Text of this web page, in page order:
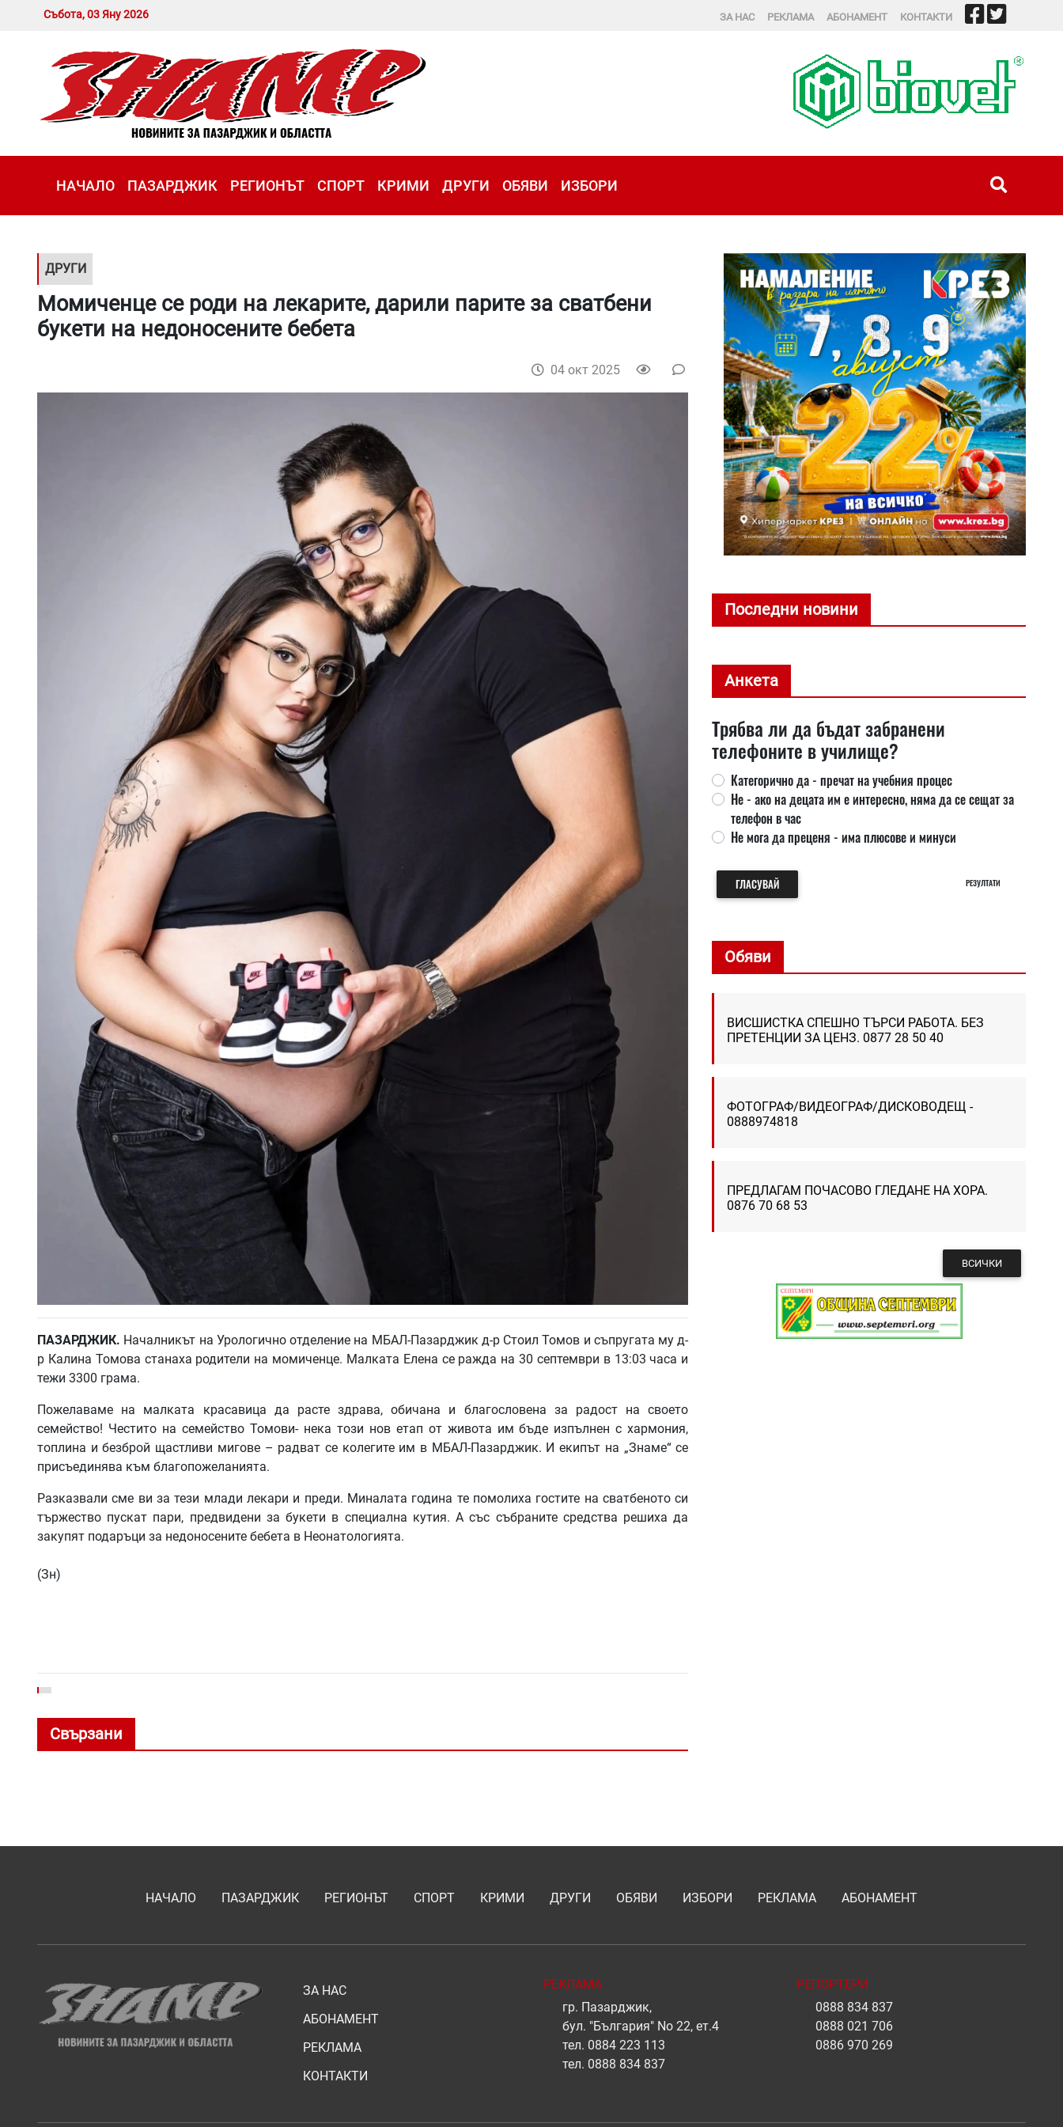
Събота, 03 Яну 2026 ЗА НАС РЕКЛАМА АБОНАМЕНТ КОНТАКТИ
НАЧАЛО ПАЗАРДЖИК РЕГИОНЪТ СПОРТ КРИМИ ДРУГИ ОБЯВИ ИЗБОРИ
ДРУГИ
Момиченце се роди на лекарите, дарили парите за сватбени
букети на недоносените бебета
04 окт 2025
ПАЗАРДЖИК. Началникът на Урологично отделение на МБАЛ-Пазарджик д-р Стоил Томов и съпругата му д-
р Калина Томова станаха родители на момиченце. Малката Елена се ражда на 30 септември в 13:03 часа и
тежи 3300 грама.
Пожелаваме на малката красавица да расте здрава, обичана и благословена за радост на своето
семейство! Честито на семейство Томови- нека този нов етап от живота им бъде изпълнен с хармония,
топлина и безброй щастливи мигове – радват се колегите им в МБАЛ-Пазарджик. И екипът на „Знаме“ се
присъединява към благопожеланията.
Разказвали сме ви за тези млади лекари и преди. Миналата година те помолиха гостите на сватбеното си
тържество пускат пари, предвидени за букети в специална кутия. А със събраните средства решиха да
закупят подаръци за недоносените бебета в Неонатологията.
(Зн)
Свързани
Последни новини
Анкета
Трябва ли да бъдат забранени
телефоните в училище?
Категорично да - пречат на учебния процес
Не - ако на децата им е интересно, няма да се сещат за
телефон в час
Не мога да преценя - има плюсове и минуси
ГЛАСУВАЙ РЕЗУЛТАТИ
Обяви
ВИСШИСТКА СПЕШНО ТЪРСИ РАБОТА. БЕЗ
ПРЕТЕНЦИИ ЗА ЦЕНЗ. 0877 28 50 40
ФОТОГРАФ/ВИДЕОГРАФ/ДИСКОВОДЕЩ -
0888974818
ПРЕДЛАГАМ ПОЧАСОВО ГЛЕДАНЕ НА ХОРА.
0876 70 68 53
ВСИЧКИ
НАЧАЛО ПАЗАРДЖИК РЕГИОНЪТ СПОРТ КРИМИ ДРУГИ ОБЯВИ ИЗБОРИ РЕКЛАМА АБОНАМЕНТ
ЗА НАС
АБОНАМЕНТ
РЕКЛАМА
КОНТАКТИ
РЕКЛАМА
гр. Пазарджик,
бул. "България" No 22, ет.4
тел. 0884 223 113
тел. 0888 834 837
РЕПОРТЕРИ
0888 834 837
0888 021 706
0886 970 269